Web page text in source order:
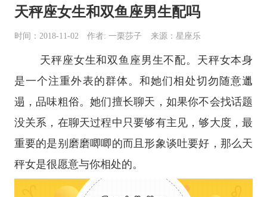
天秤座女生和双鱼座男生配吗
时间：2018-11-02 作者: 一栗莎子 来源：星座乐
天秤座女生和双鱼座男生不配。天秤女本身
是一个注重外表的群体。和她们相处切勿随意邋
遢，品味粗俗。她们擅长聊天，如果你不会找话题
没关系，在聊天过程中只要够有主见，够大度，最
重要的是别磨磨唧唧的而且形象谈吐要好，那么天
秤女是很愿意与你相处的。